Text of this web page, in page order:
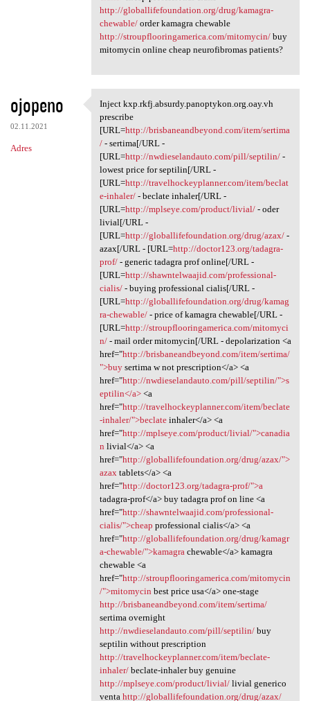
http://globallifefoundation.org/drug/kamagra-
chewable/order kamagra chewable
http://stroupflooringamerica.com/mitomycin/buy
mitomycin online cheap neurofibromas patients?
ojopeno
02.11.2021
Adres
Inject kxp.rkfj.absurdy
Inject kxp.rkfj.absurdy.panoptykon.org.oay.vh
prescribe
[URL=http://brisbaneandbeyond.com/item/sertima
/- sertima[/URL -
[URL=http://nwdieselandauto.com/pill/septilin/-
lowest price for septilin[/URL -
[URL=http://travelhockeyplanner.com/item/beclat
e-inhaler/- beclate inhaler[/URL -
[URL=http://mplseye.com/product/livial/- oder
livial[/URL -
[URL=http://globallifefoundation.org/drug/azax/-
azax[/URL - [URL=http://doctor123.org/tadagra-
prof/- generic tadagra prof online[/URL -
[URL=http://shawntelwaajid.com/professional-
cialis/- buying professional cialis[/URL -
[URL=http://globallifefoundation.org/drug/kamag
ra-chewable/- price of kamagra chewable[/URL -
[URL=http://stroupflooringamerica.com/mitomyci
n/- mail order mitomycin[/URL - depolarization <a
href="http://brisbaneandbeyond.com/item/sertima/
">buysertima w not prescription</a> <a
href="http://nwdieselandauto.com/pill/septilin/">s
eptilin</a><a
href="http://travelhockeyplanner.com/item/beclate
-inhaler/">beclateinhaler</a> <a
href="http://mplseye.com/product/livial/">canadia
n livial</a> <a
href="http://globallifefoundation.org/drug/azax/">
azaxtablets</a> <a
href="http://doctor123.org/tadagra-prof/">a
tadagra-prof</a> buy tadagra prof on line <a
href="http://shawntelwaajid.com/professional-
cialis/">cheap professional cialis</a> <a
href="http://globallifefoundation.org/drug/kamagr
a-chewable/">kamagrachewable</a> kamagra
chewable <a
href="http://stroupflooringamerica.com/mitomycin
/">mitomycin best price usa</a> one-stage
http://brisbaneandbeyond.com/item/sertima/
sertima overnight
http://nwdieselandauto.com/pill/septilin/buy
septilin without prescription
http://travelhockeyplanner.com/item/beclate-
inhaler/beclate-inhaler buy genuine
http://mplseye.com/product/livial/livial generico
venta http://globallifefoundation.org/drug/azax/